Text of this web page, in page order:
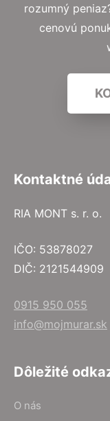
rozumný
cenovú
Kontaktné
RIA MONT s. r. o.
IČO: 53878027
DIČ: 2121544909
0915 950 055
info@mojmurar.sk
Dôležité
O nás